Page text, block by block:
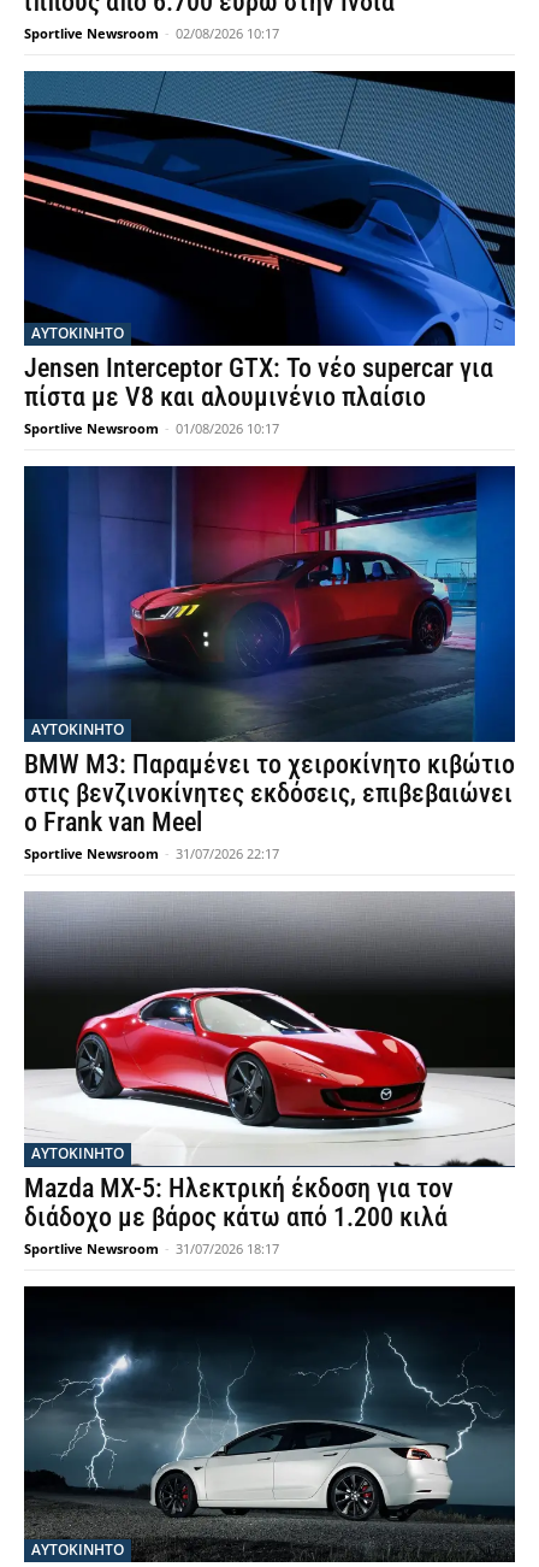
Sportlive Newsroom - 02/08/2026 10:17
ΑΥΤΟΚΙΝΗΤΟ
Jensen Interceptor GTX: Το νέο supercar για
πίστα με V8 και αλουμινένιο πλαίσιο
Sportlive Newsroom - 01/08/2026 10:17
ΑΥΤΟΚΙΝΗΤΟ
BMW M3: Παραμένει το χειροκίνητο κιβώτιο
στις βενζινοκίνητες εκδόσεις, επιβεβαιώνει
ο Frank van Meel
Sportlive Newsroom - 31/07/2026 22:17
ΑΥΤΟΚΙΝΗΤΟ
Mazda MX-5: Ηλεκτρική έκδοση για τον
διάδοχο με βάρος κάτω από 1.200 κιλά
Sportlive Newsroom - 31/07/2026 18:17
ΑΥΤΟΚΙΝΗΤΟ